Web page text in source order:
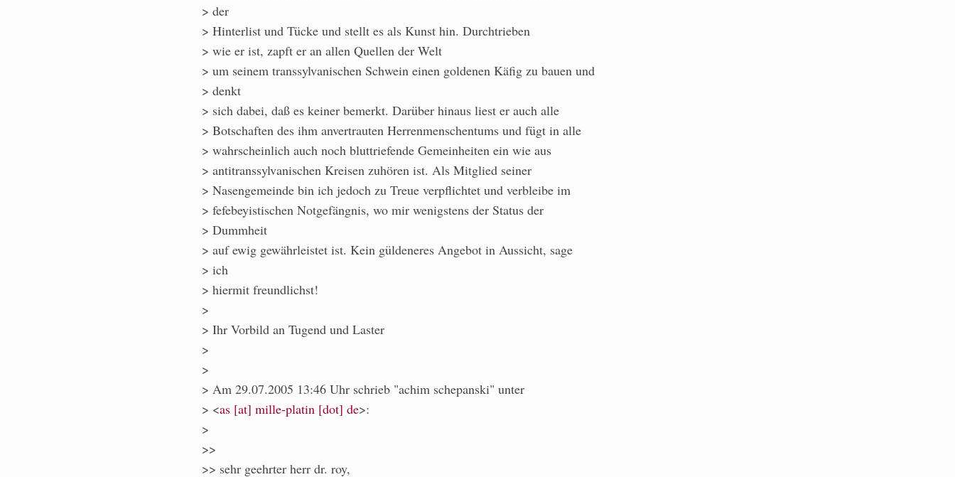
> der
> Hinterlist und Tücke und stellt es als Kunst hin. Durchtrieben
> wie er ist, zapft er an allen Quellen der Welt
> um seinem transsylvanischen Schwein einen goldenen Käfig zu bauen und
> denkt
> sich dabei, daß es keiner bemerkt. Darüber hinaus liest er auch alle
> Botschaften des ihm anvertrauten Herrenmenschentums und fügt in alle
> wahrscheinlich auch noch bluttriefende Gemeinheiten ein wie aus
> antitranssylvanischen Kreisen zuhören ist. Als Mitglied seiner
> Nasengemeinde bin ich jedoch zu Treue verpflichtet und verbleibe im
> fefebeyistischen Notgefängnis, wo mir wenigstens der Status der
> Dummheit
> auf ewig gewährleistet ist. Kein güldeneres Angebot in Aussicht, sage
> ich
> hiermit freundlichst!
>
> Ihr Vorbild an Tugend und Laster
>
>
> Am 29.07.2005 13:46 Uhr schrieb "achim schepanski" unter
> <as [at] mille-platin [dot] de>:
>
>>
>> sehr geehrter herr dr. roy,